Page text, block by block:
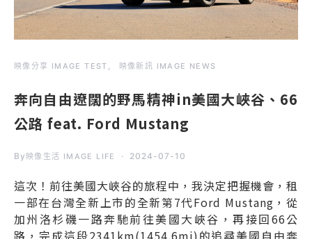
映像分享 IMAGE TEST 映像新訊 IMAGE NEWS
奔向自由遼闊的野馬精神in美國大峽谷、66
公路 feat. Ford Mustang
By 映像生活 IMAGE LIFE 2024-07-10
這次！前往美國大峽谷的旅程中，我決定把握機會，租
一部在台灣全新上市的全新第7代Ford Mustang，從
加州洛杉磯一路奔馳前往美國大峽谷，再接回66公
路，完成這段2341km(1454.6mi)的追尋美國自由奔